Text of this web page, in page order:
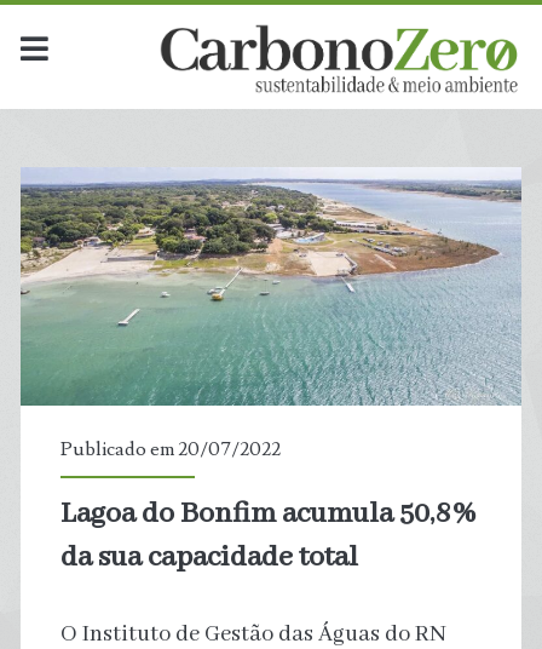
Publicado em 20/07/2022
Lagoa do Bonfim acumula 50,8%
da sua capacidade total
O Instituto de Gestão das Águas do RN